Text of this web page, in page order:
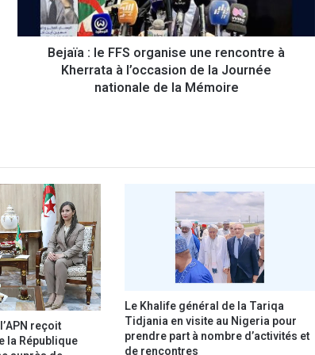
e
n
i
e
u
n
e
r
e
c
o
Bejaïa : le FFS organise une rencontre à
Kherrata à l’occasion de la Journée
nationale de la Mémoire
reçoit
la République
Le Khalife général de la Tariqa
Tidjania en visite au Nigeria pour
prendre part à nombre d’activités et
de rencontres